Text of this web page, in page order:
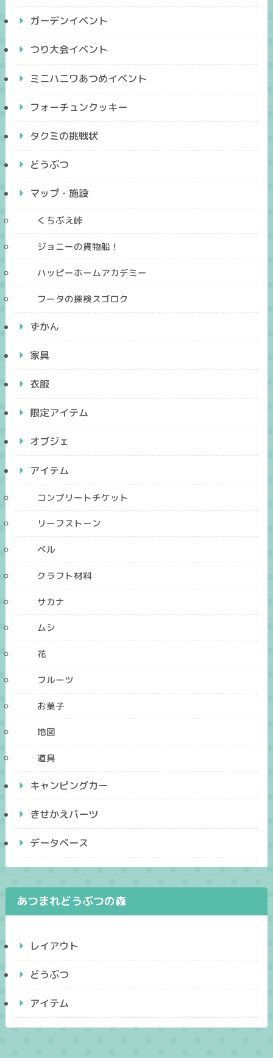
ガーデンイベント
つり大会イベント
ミニハニワあつめイベント
フォーチュンクッキー
タクミの挑戦状
どうぶつ
マップ・施設
くちぶえ峠
ジョニーの貨物船！
ハッピーホームアカデミー
フータの探検スゴロク
ずかん
家具
衣服
限定アイテム
オブジェ
アイテム
コンプリートチケット
リーフストーン
ベル
クラフト材料
サカナ
ムシ
花
フルーツ
お菓子
地図
道具
キャンピングカー
きせかえパーツ
データベース
あつまれどうぶつの森
レイアウト
どうぶつ
アイテム